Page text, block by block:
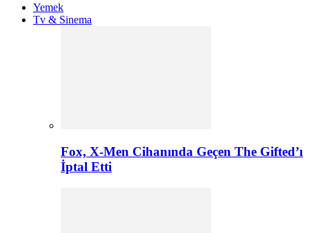
Yemek
Tv & Sinema
Fox, X-Men Cihanında Geçen The Gifted’ı
İptal Etti